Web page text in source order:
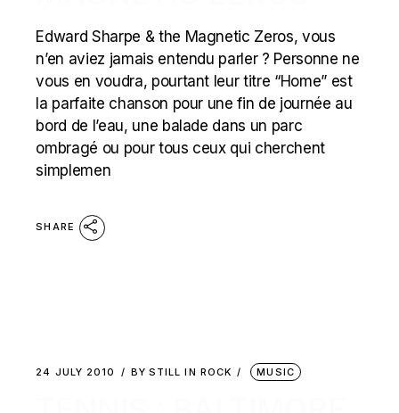
Edward Sharpe & the Magnetic Zeros, vous
n’en aviez jamais entendu parler ? Personne ne
vous en voudra, pourtant leur titre “Home” est
la parfaite chanson pour une fin de journée au
bord de l’eau, une balade dans un parc
ombragé ou pour tous ceux qui cherchent
simplemen
SHARE
24 JULY 2010 BY STILL IN ROCK MUSIC